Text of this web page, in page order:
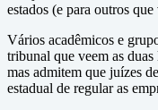
estados (e para outros
Vários acadêmicos e
tribunal que veem as
mas admitem que juízes
estadual de regular as